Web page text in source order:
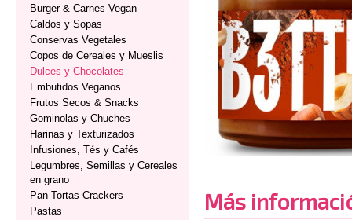
Burger & Carnes Vegan
Caldos y Sopas
Conservas Vegetales
Copos de Cereales y Mueslis
Dulces y Chocolates
Embutidos Veganos
Frutos Secos & Snacks
Gominolas y Chuches
Harinas y Texturizados
Infusiones, Tés y Cafés
Legumbres, Semillas y Cereales
en grano
Pan Tortas Crackers
Pastas
Más